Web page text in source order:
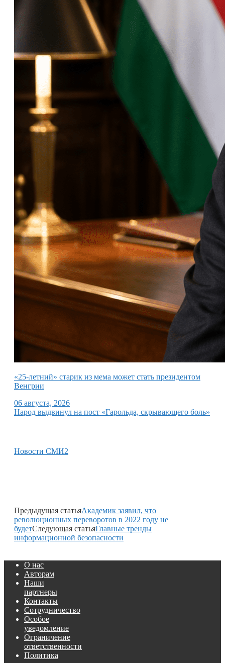
«25-летний» старик из мема может стать президентом
Венгрии
06 августа, 2026
Народ выдвинул на пост «Гарольда, скрывающего боль»
Новости СМИ2
Предыдущая статьяАкадемик заявил, что
революционных переворотов в 2022 году не
будетСледующая статьяГлавные тренды
информационной безопасности
О нас
Авторам
Наши
партнеры
Контакты
Сотрудничество
Особое
уведомление
Ограничение
ответственности
Политика